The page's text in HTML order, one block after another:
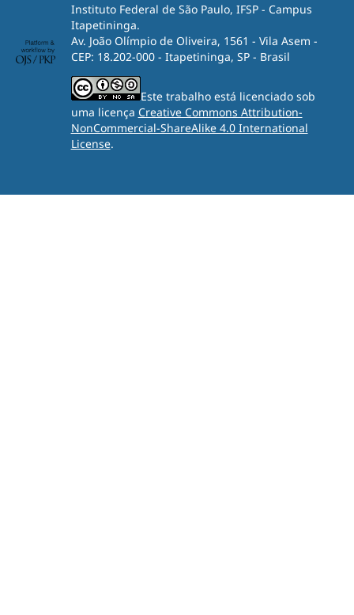
Instituto Federal de São Paulo, IFSP - Campus
Itapetininga.
Av. João Olímpio de Oliveira, 1561 - Vila Asem -
CEP: 18.202-000 - Itapetininga, SP - Brasil
Este trabalho está licenciado sob
uma licença Creative Commons Attribution-
NonCommercial-ShareAlike 4.0 International
License.